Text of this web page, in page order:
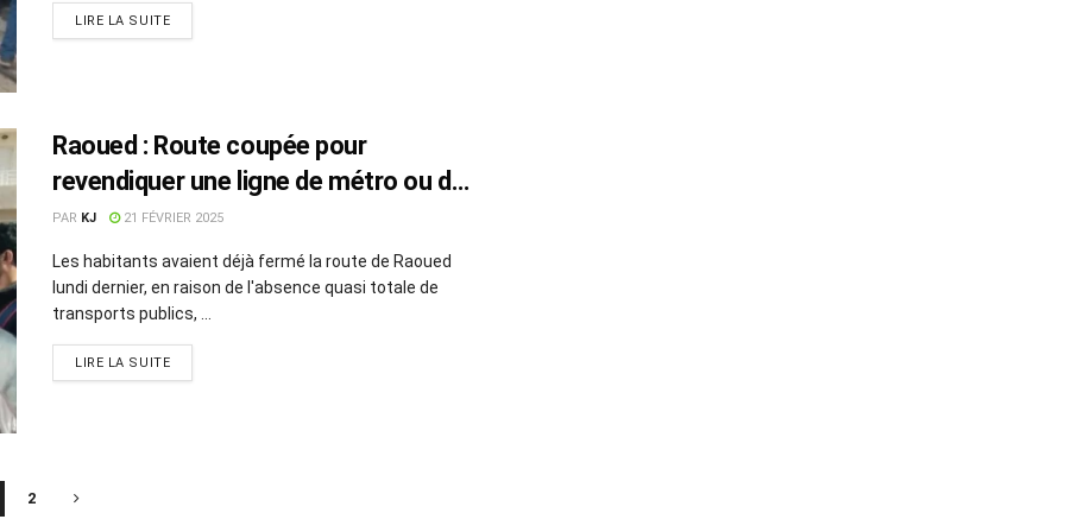
LIRE LA SUITE
Raoued : Route coupée pour
revendiquer une ligne de métro ou du
RFR
PAR KJ 21 FÉVRIER 2025
Les habitants avaient déjà fermé la route de Raoued
lundi dernier, en raison de l'absence quasi totale de
transports publics, ...
LIRE LA SUITE
2